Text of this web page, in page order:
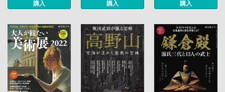
購入 購入 購入